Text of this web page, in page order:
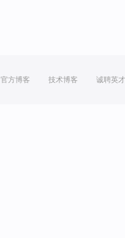
官方博客 技术博客 诚聘英才